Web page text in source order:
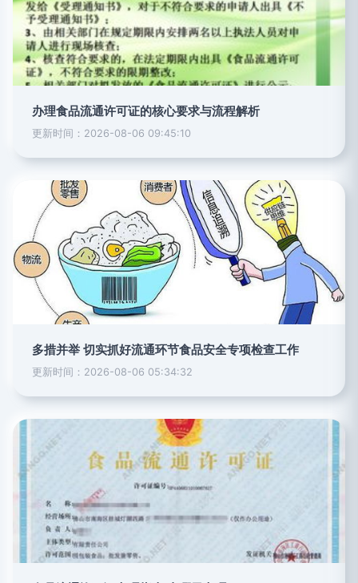
办理食品流通许可证的核心要求与流程解析
更新时间：2026-08-06 09:45:10
多措并举 切实抓好流通环节食品安全专项检查工作
更新时间：2026-08-06 05:34:32